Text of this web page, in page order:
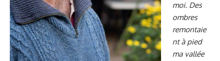
moi. Des
ombres
remontaie
nt à pied
ma vallée